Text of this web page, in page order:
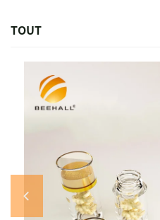
TOUT